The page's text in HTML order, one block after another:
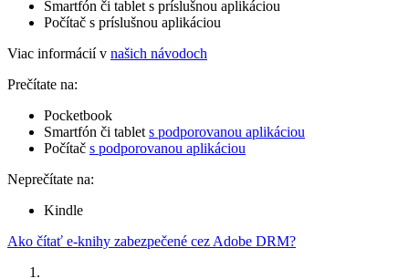
Smartfón či tablet s príslušnou aplikáciou
Počítač s príslušnou aplikáciou
Viac informácií v našich návodoch
Prečítate na:
Pocketbook
Smartfón či tablet s podporovanou aplikáciou
Počítač s podporovanou aplikáciou
Neprečítate na:
Kindle
Ako čítať e-knihy zabezpečené cez Adobe DRM?